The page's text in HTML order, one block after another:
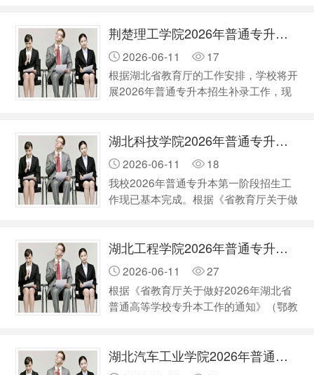
补录考生范围 我校仅有普通考生补录计
划，报名考生须满足以下条件： 1.符合
我校2026年普通专升本招生简章规定的
报考条件； 2.全部考试科目成绩均不低
于“单科控制线”，且未被预录取的普通考
荆楚理工学院2026年普通专升本补录工作公告
2026-06-11
17
根据湖北省教育厅的工作安排，学校将开
展2026年普通专升本招生补录工作，现
条件：全部考试科目成绩均不低于“单科
控制线”，且未被预录取的普通考生和专
项计划考生。 “普通考生”“专项计划考
生”两种类型考生补录报名时，均只能作
为“普通考生”类型报考。 二、补录计划及
湖北科技学院2026年普通专升本补录公告
2026-06-11
18
我校2026年普通专升本第一阶段招生工
作现已基本完成。根据《省教育厅关于做
神及相关工作要求，我校将开展2026年
普通专升本补录工作，现将有关事宜公告
如下： 一、补录资格 正常参加2026年湖
北省高等学校普通专升本考试，全部考试
科目成绩均不低于“单科控制线”，且未被
湖北工程学院2026年普通专升本补录工作公告
2026-06-11
27
根据《省教育厅关于做好2026年湖北省
普通高等学校专升本工作的通知》（鄂教
工作，现将有关事宜通知如下： 一、补
录考生范围 正常参加湖北省2026年专升
湖北汽车工业学院2026年普通专升本补录工作公告